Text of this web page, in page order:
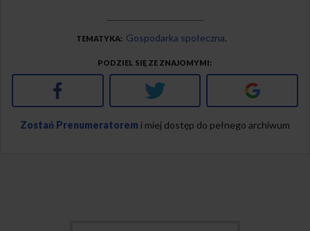
TEMATYKA Gospodarka społeczna
PODZIEL SIĘ ZE ZNAJOMYMI
Facebook Twitter Google+
Zostań Prenumeratorem i miej dostęp do pełnego archiwum